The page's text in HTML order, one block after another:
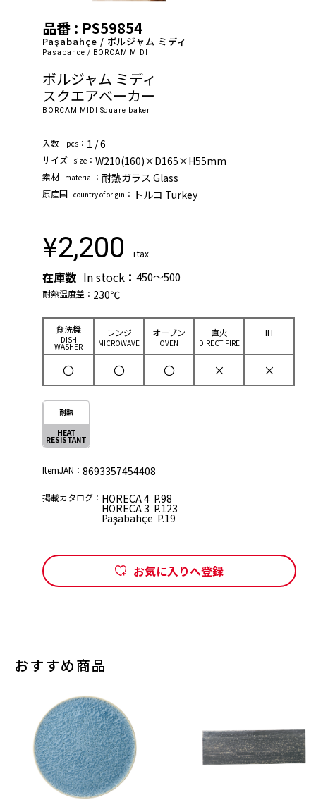
品番 : PS59854
Paşabahçe / ボルジャム ミディ
Pasabahce / BORCAM MIDI
ボルジャム ミディ
スクエアベーカー
BORCAM MIDI Square baker
⼊数 pcs ： 1 / 6
サイズ size ： W210(160)×D165×H55mm
素材 material ： 耐熱ガラス Glass
原産国 country of origin ： トルコ Turkey
¥2,200 +tax
在庫数 In stock ： 450～500
耐熱温度差： 230℃
⾷洗機
DISH
WASHER
レンジ
MICROWAVE
オーブン
OVEN
直⽕
DIRECT FIRE
IH
〇 〇 〇 × ×
耐熱
HEAT
RESISTANT
ItemJAN： 8693357454408
掲載カタログ： HORECA 4 P.98
HORECA 3 P.123
Paşabahçe P.19
お気に入りへ登録
おすすめ商品